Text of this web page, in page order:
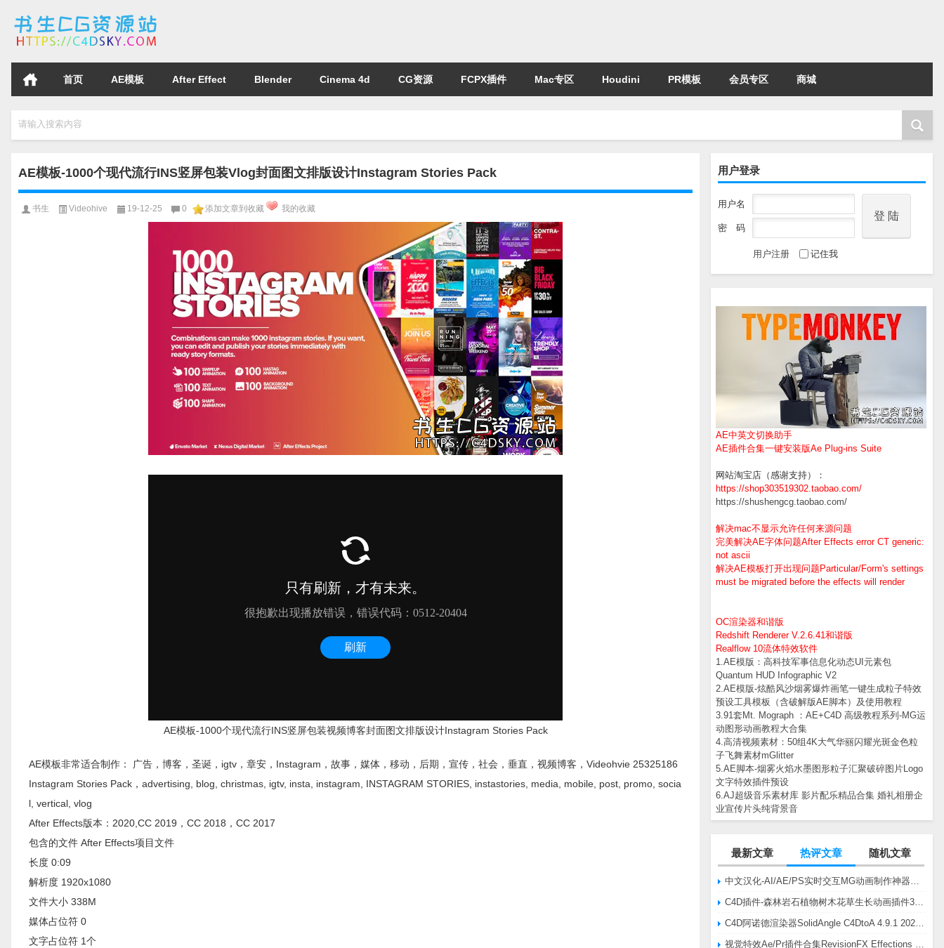
首页 AE模板 After Effect Blender Cinema 4d CG资源 FCPX插件 Mac专区 Houdini PR模板 会员专区 商城
请输入搜索内容
用户登录
用户名
密 码
用户注册 记住我
AE中英文切换助手
AE插件合集一键安装版Ae Plug-ins Suite
网站淘宝店（感谢支持）：
https://shop303519302.taobao.com/
https://shushengcg.taobao.com/
解决mac不显示允许任何来源问题
完美解决AE字体问题After Effects error CT generic:
not ascii
解决AE模板打开出现问题Particular/Form's settings
must be migrated before the effects will render
OC渲染器和谐版
Redshift Renderer V.2.6.41和谐版
Realflow 10流体特效软件
1.AE模版：高科技军事信息化动态UI元素包
Quantum HUD Infographic V2
2.AE模版-炫酷风沙烟雾爆炸画笔一键生成粒子特效
预设工具模板（含破解版AE脚本）及使用教程
3.91套Mt. Mograph ：AE+C4D 高级教程系列-MG运
动图形动画教程大合集
4.高清视频素材：50组4K大气华丽闪耀光斑金色粒
子飞舞素材mGlitter
5.AE脚本-烟雾火焰水墨图形粒子汇聚破碎图片Logo
文字特效插件预设
6.AJ超级音乐素材库 影片配乐精品合集 婚礼相册企
业宣传片头纯背景音
最新文章 热评文章 随机文章
AE模板-1000个现代流行INS竖屏包装Vlog封面图文排版设计Instagram Stories Pack
书生 Videohive 19-12-25 0 添加文章到收藏 我的收藏
AE模板-1000个现代流行INS竖屏包装视频博客封面图文排版设计Instagram Stories Pack
AE模板非常适合制作： 广告，博客，圣诞，igtv，章安，Instagram，故事，媒体，移动，后期，宣传，社会，垂直，视频博客，Videohvie 25325186
Instagram Stories Pack，advertising, blog, christmas, igtv, insta, instagram, INSTAGRAM STORIES, instastories, media, mobile, post, promo, socia
l, vertical, vlog
After Effects版本：2020,CC 2019，CC 2018，CC 2017
包含的文件 After Effects项目文件
长度 0:09
解析度 1920x1080
文件大小 338M
媒体占位符 0
文字占位符 1个